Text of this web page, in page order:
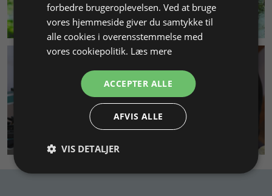
MILJØ & BÆREDYGTIGHED
SMYKKEKURSER
forbedre brugeroplevelsen. Ved at bruge
vores hjemmeside giver du samtykke til
alle cookies i overensstemmelse med
vores cookiepolitik. Læs mere
ACCEPTER ALLE
AFVIS ALLE
VIS DETALJER